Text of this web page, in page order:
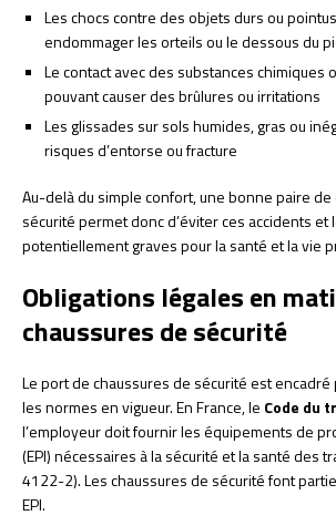
Les chocs contre des objets durs ou
endommager les orteils ou le dessous du
Le contact avec des substances chimiques
pouvant causer des brûlures ou irritations
Les glissades sur sols humides, gras ou
risques d’entorse ou fracture
Au-delà du simple confort, une bonne paire de
sécurité permet donc d’éviter ces accidents
potentiellement graves pour la santé et la vie
Obligations légales en
chaussures de sécurité
Le port de chaussures de sécurité est
les normes en vigueur. En France, le Code du
l’employeur doit fournir les équipements de
(EPI) nécessaires à la sécurité et la santé des
4122-2). Les chaussures de sécurité font
EPI.